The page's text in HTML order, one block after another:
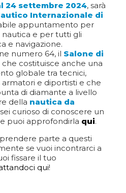
24 settembre 2024, sarà
Internazionale di
appuntamento per
e per tutti gli
e navigazione.
numero 64, il Salone di
costituisce anche una
globale tra tecnici,
e diportisti e che
di diamante a livello
della nautica da
sei curioso di conoscere un
puoi approfondirla qui.
parte a questi
se vuoi incontrarci a
fissare il tuo
qui!